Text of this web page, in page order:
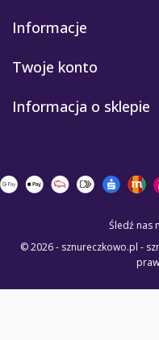
Informacje
Twoje konto
Informacja o sklepie
© 2026 - sznureczkowo.pl -
Śledź nas